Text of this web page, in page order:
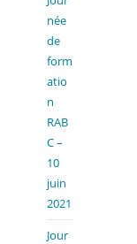
née
de
form
atio
n
RAB
C –
10
juin
2021
Jour